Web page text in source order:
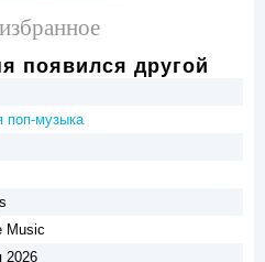
появился другой
поп-музыка
Music
2026